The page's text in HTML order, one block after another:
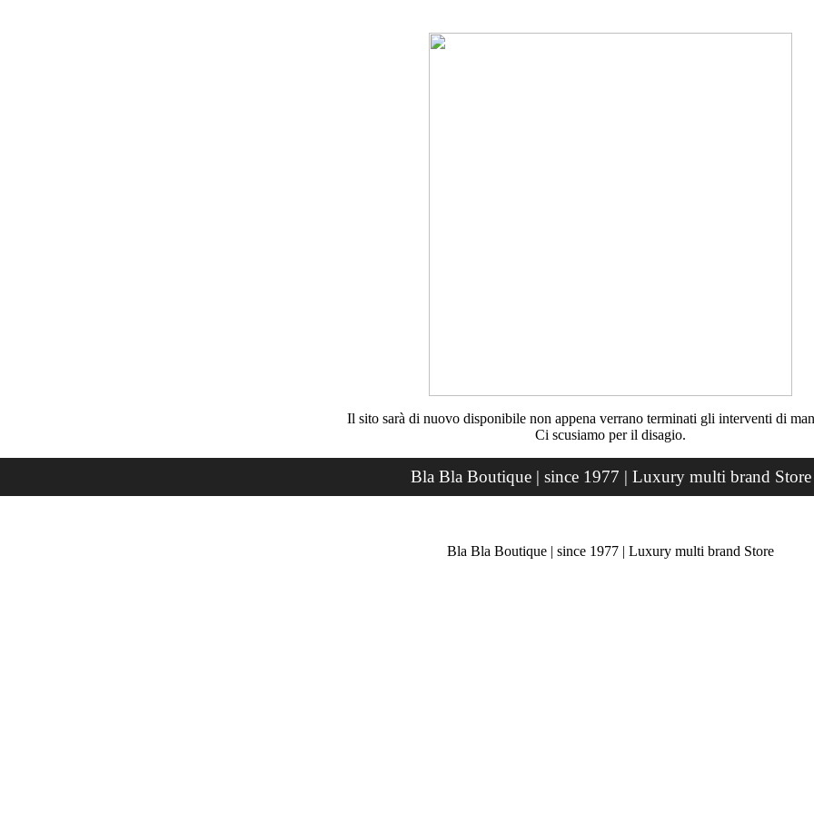
Il sito sarà di nuovo disponibile non appena verrano terminati gli interventi di
Ci scusiamo per il disagio.
Bla Bla Boutique | since 1977 | Luxury multi brand Store
Bla Bla Boutique | since 1977 | Luxury multi brand Store